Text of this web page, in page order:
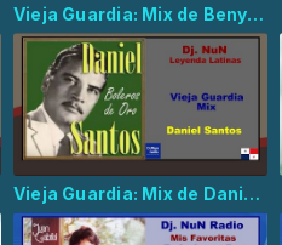
Vieja Guardia: Mix de Beny More
Vieja Guardia: Mix de Daniel Santos